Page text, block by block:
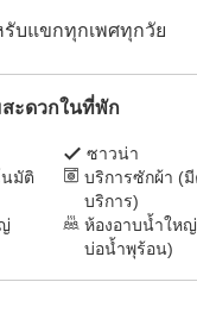
รับแขกทุกเพศทุกวัย
ะดวกในที่พัก
ซาวน่า
มัติ
บริการซักผ้า (
บริการ)
ห้องอาบน้ำให
บ่อน้ำพุร้อน)